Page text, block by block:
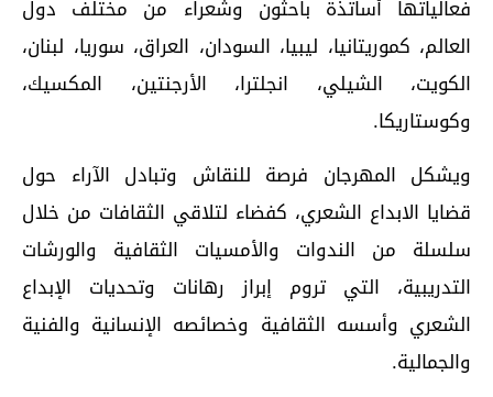
فعالياتها أساتذة باحثون وشعراء من مختلف دول
العالم، كموريتانيا، ليبيا، السودان، العراق، سوريا، لبنان،
الكويت، الشيلي، انجلترا، الأرجنتين، المكسيك،
وكوستاريكا.
ويشكل المهرجان فرصة للنقاش وتبادل الآراء حول
قضايا الابداع الشعري، كفضاء لتلاقي الثقافات من خلال
سلسلة من الندوات والأمسيات الثقافية والورشات
التدريبية، التي تروم إبراز رهانات وتحديات الإبداع
الشعري وأسسه الثقافية وخصائصه الإنسانية والفنية
والجمالية.